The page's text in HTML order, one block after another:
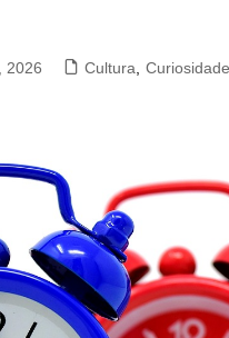
2026 Cultura